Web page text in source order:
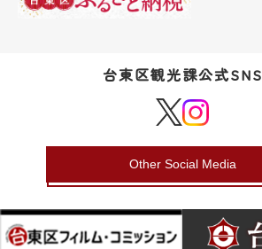
台東区観光課公式SNS
Other Social Media